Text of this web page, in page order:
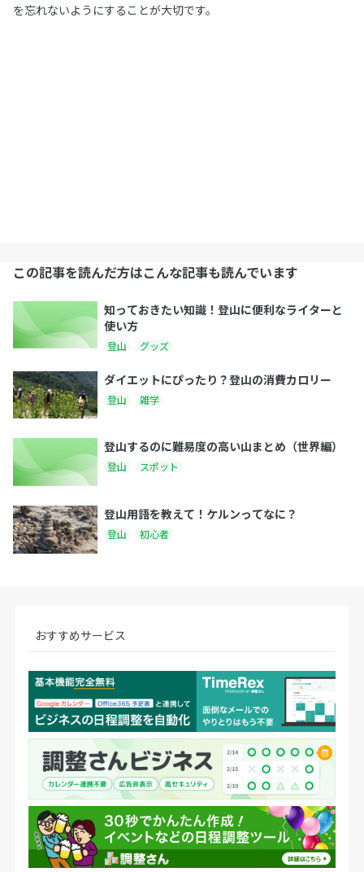
を忘れないようにすることが大切です。
この記事を読んだ方はこんな記事も読んでいます
知っておきたい知識！登山に便利なライターと
使い方
登山 グッズ
ダイエットにぴったり？登山の消費カロリー
登山 雑学
登山するのに難易度の高い山まとめ（世界編）
登山 スポット
登山用語を教えて！ケルンってなに？
登山 初心者
おすすめサービス